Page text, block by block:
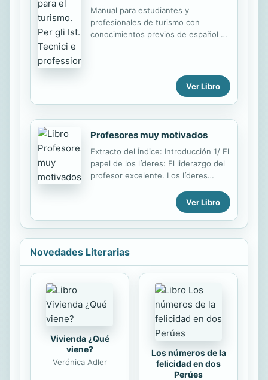
Manual para estudiantes y
profesionales de turismo con
conocimientos previos de español de
empleados turísticos. En 8 unidades
Ver Libro
Profesores muy motivados
Extracto del Índice: Introducción 1/ El
papel de los líderes: El liderazgo del
profesor excelente. Los líderes
compartida del centro. 2/
Comunicación: contenido y forma. 3/
¿Liderazgo o gestión? 4/ Hacer que
influye el líder en el clima del centro?
5/ Supervisión, evaluación y
desarrollo profesional. 6/ Reuniones
productivas e interesantes. 7/
Procurar el bienestar del
profesorado: Profesores veteranos y
profesores noveles. 8/ Cómo afecta
el ambiente escolar en la práctica
docente. 9/ Papel de los tutores y de
los...
Ver Libro
Novedades Literarias
Vivienda ¿Qué
viene?
Verónica Adler
Los números de la
felicidad en dos
Perúes